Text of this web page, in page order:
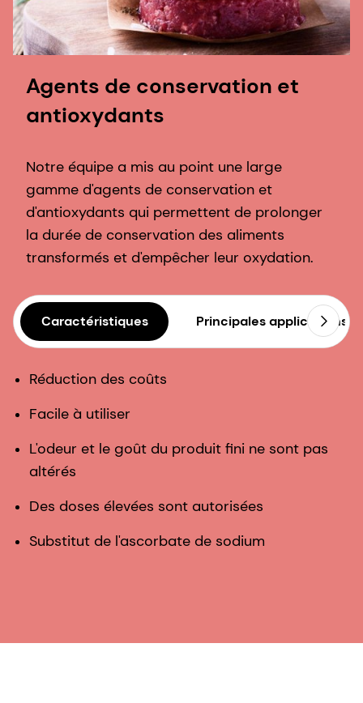
Agents de conservation et
antioxydants
Notre équipe a mis au point une large
gamme d'agents de conservation et
d'antioxydants qui permettent de prolonger
la durée de conservation des aliments
transformés et d'empêcher leur oxydation.
Caractéristiques Principales applications
Réduction des coûts
Facile à utiliser
L'odeur et le goût du produit fini ne sont pas
altérés
Des doses élevées sont autorisées
Substitut de l'ascorbate de sodium